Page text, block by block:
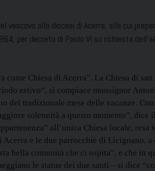
vescovo alla diocesi di Acerra, alla cui
per decreto di Paolo VI su richiesta
come Chiesa di Acerra”. La Chiesa di
estivo”, si compiace monsignor
del tradizionale mese delle vacanze.
solennità a questo momento”,
all’unica Chiesa locale,
e le due parrocchie di Licignano,
bella comunità che ci ospita”, e che in
le statue dei due santi – si dice